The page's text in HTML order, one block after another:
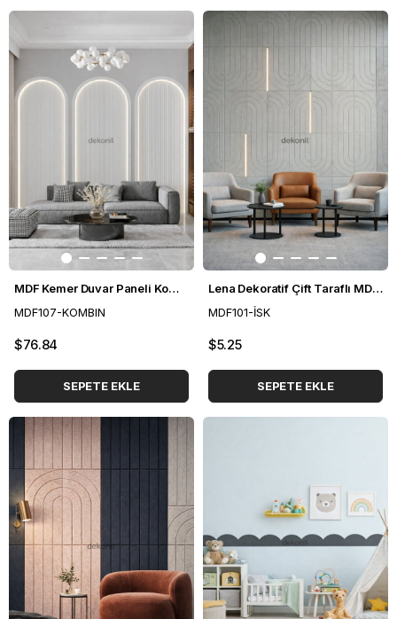
MDF Kemer Duvar Paneli Kombini
MDF107-KOMBIN
$76.84
SEPETE EKLE
Lena Dekoratif Çift Taraflı MDF Oval Duvar Paneli 40*90cm
MDF101-İSK
$5.25
SEPETE EKLE